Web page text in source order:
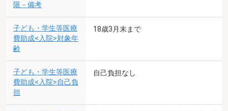
限－備考
子ども・学生等医療
費助成<入院>対象年
齢
18歳3月末まで
子ども・学生等医療
費助成<入院>自己負
担
自己負担なし